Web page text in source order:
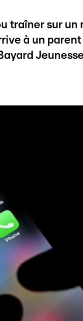
traîner sur un
à un